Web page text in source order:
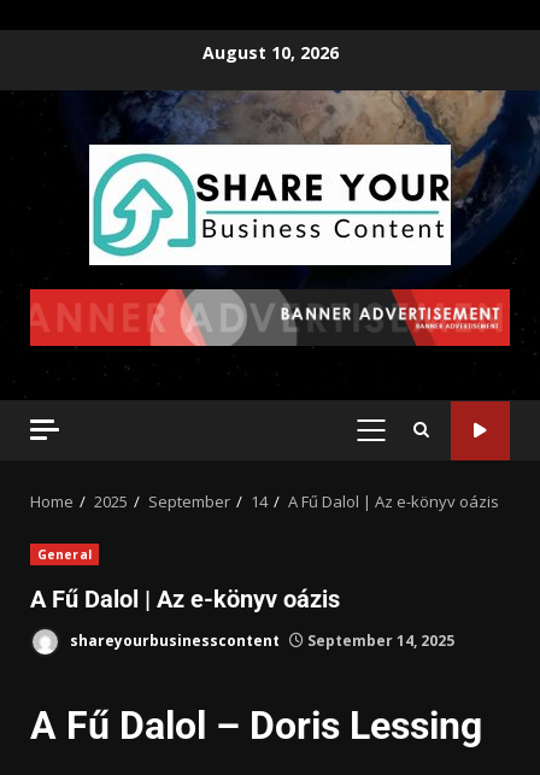
August 10, 2026
Home 2025 September 14 A Fű Dalol | Az e-könyv oázis
General
A Fű Dalol | Az e-könyv oázis
shareyourbusinesscontent September 14, 2025
A Fű Dalol – Doris Lessing